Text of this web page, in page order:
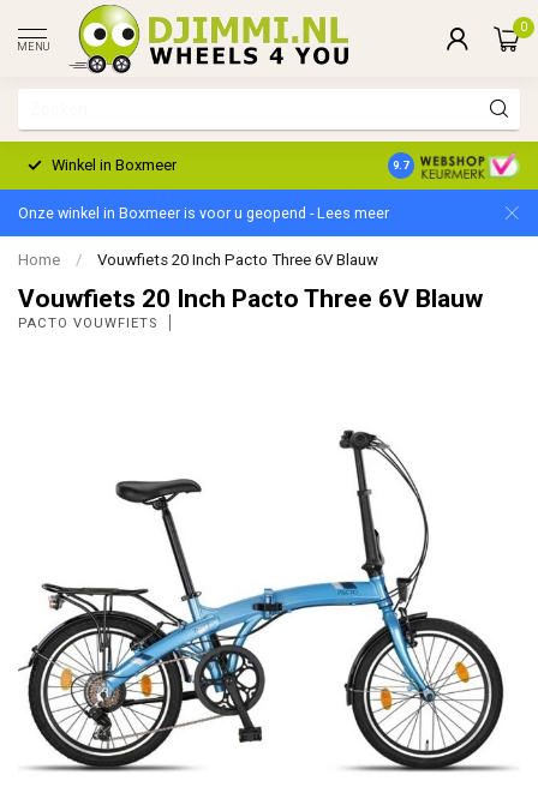
MENU
0
Winkel in Boxmeer 2 Jaar Garantie
9.7
Onze winkel in Boxmeer is voor u geopend - Lees meer
Home / Vouwfiets 20 Inch Pacto Three 6V Blauw
Vouwfiets 20 Inch Pacto Three 6V Blauw
PACTO VOUWFIETS